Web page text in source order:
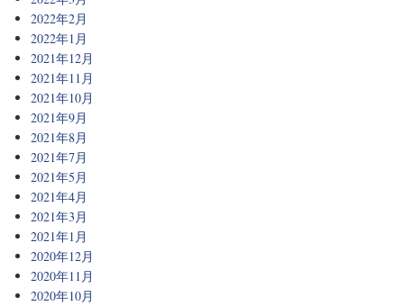
2022年2月
2022年1月
2021年12月
2021年11月
2021年10月
2021年9月
2021年8月
2021年7月
2021年5月
2021年4月
2021年3月
2021年1月
2020年12月
2020年11月
2020年10月